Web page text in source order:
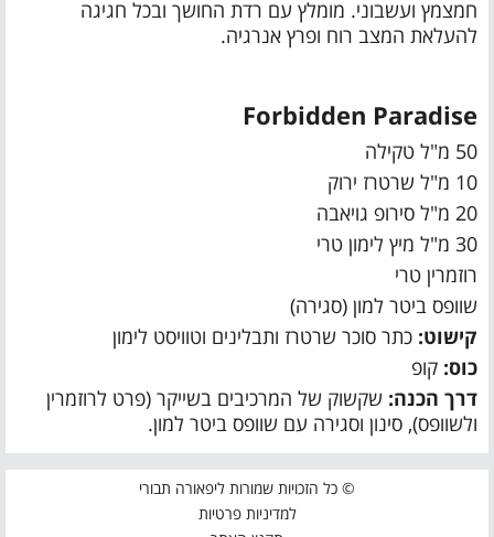
חמצמץ ועשבוני. מומלץ עם רדת החושך ובכל חגיגה
להעלאת המצב רוח ופרץ אנרגיה.
Forbidden Paradise
50 מ"ל טקילה
10 מ"ל שרטרז ירוק
20 מ"ל סירופ גויאבה
30 מ"ל מיץ לימון טרי
רוזמרין טרי
שוופס ביטר למון (סגירה)
קישוט: כתר סוכר שרטרז ותבלינים וטוויסט לימון
כוס: קופ
דרך הכנה: שקשוק של המרכיבים בשייקר (פרט לרוזמרין
ולשוופס), סינון וסגירה עם שוופס ביטר למון.
© כל הזכויות שמורות ליפאורה תבורי
למדיניות פרטיות